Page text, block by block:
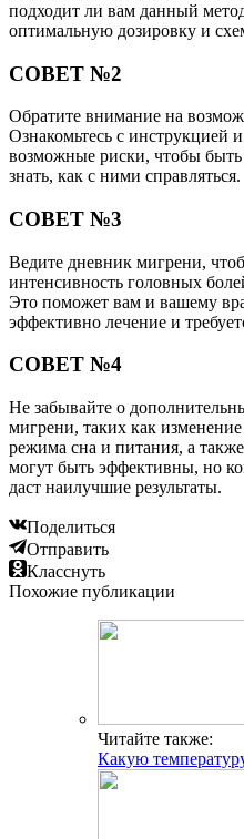
подходит ли вам данный
оптимальную дозировку и
СОВЕТ №2
Обратите внимание на
Ознакомьтесь с инструкцией
возможные риски, чтобы
знать, как с ними справляться.
СОВЕТ №3
Ведите дневник мигрени,
интенсивность головных
Это поможет вам и вашему
эффективно лечение и
СОВЕТ №4
Не забывайте о
мигрени, таких как
режима сна и питания, а
могут быть эффективны, но
даст наилучшие результаты.
Поделиться
Отправить
Класснуть
Похожие публикации
Читайте также:
Какую